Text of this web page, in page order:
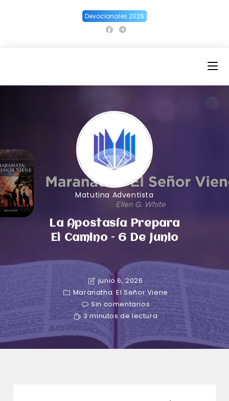
Devocionales 2026
Matutina Adventista
La Apostasía Prepara
El Camino – 6 De Junio
junio 6, 2026
Maranatha: El Señor Viene
Sin comentarios
3 minutos de lectura